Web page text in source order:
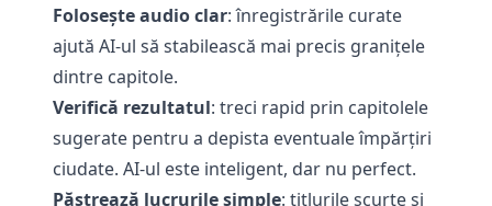
Folosește audio clar: înregistrările curate
ajută AI-ul să stabilească mai precis granițele
dintre capitole.
Verifică rezultatul: treci rapid prin capitolele
sugerate pentru a depista eventuale împărțiri
ciudate. AI-ul este inteligent, dar nu perfect.
Păstrează lucrurile simple: titlurile scurte și